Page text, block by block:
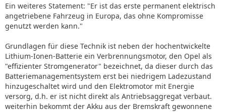
Ein weiteres Statement: "Er ist das erste permanent elektrisch
angetriebene Fahrzeug in Europa, das ohne Kompromisse
genutzt werden kann."
Grundlagen für diese Technik ist neben der hochentwickelte
Lithium-Ionen-Batterie ein Verbrennungsmotor, den Opel als
"effizienter Stromgenerator" bezeichnet, da dieser durch das
Batteriemanagementsystem erst bei niedrigem Ladezustand
hinzugeschaltet wird und den Elektromotor mit Energie
versorg, d.h. er ist nicht direkt als Antriebsaggregat verbaut.
weiterhin bekommt der Akku aus der Bremskraft gewonnene